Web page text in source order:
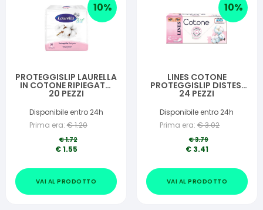
10%
PROTEGGISLIP LAURELLA
IN COTONE RIPIEGATO
20 PEZZI
Disponibile entro 24h
Prima era: €1.20
€1.72
€1.55
VAI AL PRODOTTO
10%
LINES COTONE
PROTEGGISLIP DISTESI
24 PEZZI
Disponibile entro 24h
Prima era: €3.02
€3.79
€ 3.41
VAI AL PRODOTTO